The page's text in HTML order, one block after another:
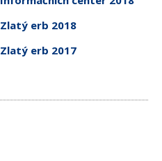
Zlatý erb 2018
Zlatý erb 2017